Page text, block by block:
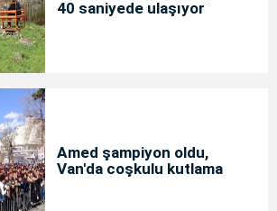
40 saniyede ulaşıyor
Amed şampiyon oldu,
Van'da coşkulu kutlama